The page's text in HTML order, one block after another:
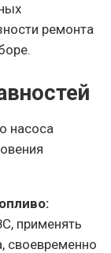
ремонта
насоса
применять
своевременно